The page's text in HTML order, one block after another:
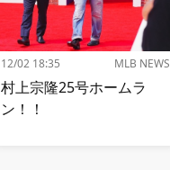
12/02 18:35 MLB NEWS
村上宗隆25号ホームラ
ン！！